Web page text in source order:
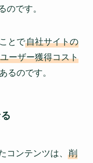
のです。
とで自社サイトの
ユーザー獲得コスト
るのです。
コンテンツは、
削